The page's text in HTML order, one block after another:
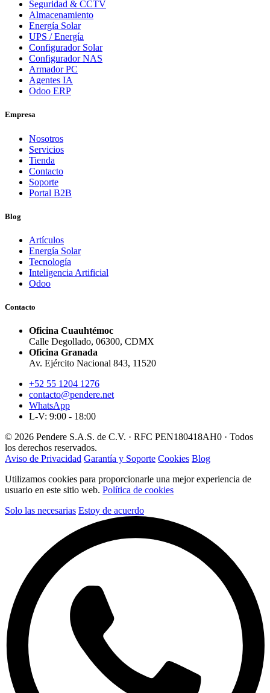
Seguridad & CCTV
Almacenamiento
Energía Solar
UPS / Energía
Configurador Solar
Configurador NAS
Armador PC
Agentes IA
Odoo ERP
Empresa
Nosotros
Servicios
Tienda
Contacto
Soporte
Portal B2B
Blog
Artículos
Energía Solar
Tecnología
Inteligencia Artificial
Odoo
Contacto
Oficina Cuauhtémoc
Calle Degollado, 06300, CDMX
Oficina Granada
Av. Ejército Nacional 843, 11520
+52 55 1204 1276
contacto@pendere.net
WhatsApp
L-V: 9:00 - 18:00
© 2026 Pendere S.A.S. de C.V. · RFC PEN180418AH0 · Todos
los derechos reservados.
Aviso de Privacidad Garantía y Soporte Cookies Blog
Utilizamos cookies para proporcionarle una mejor experiencia de
usuario en este sitio web. Política de cookies
Solo las necesarias Estoy de acuerdo